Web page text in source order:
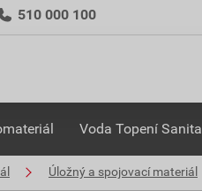
510 000 100
Voda Topení Sanita
Úložný a spojovací materiál